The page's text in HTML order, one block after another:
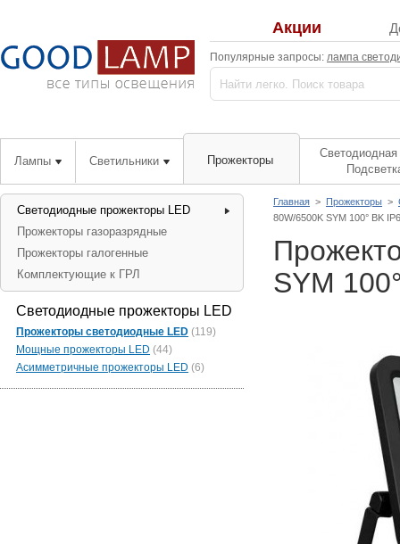
Акции
Популярные запросы: лампа
Лампы Светильники Прожекторы
Светодиодная
Главная > Прожекторы >
80W/6500K SYM 100° BK
SYM
Светодиодные прожекторы LED
Прожекторы газоразрядные
Прожекторы галогенные
Комплектующие к ГРЛ
Светодиодные прожекторы LED
Прожекторы светодиодные LED (119)
Мощные прожекторы LED (44)
Асимметричные прожекторы LED (6)